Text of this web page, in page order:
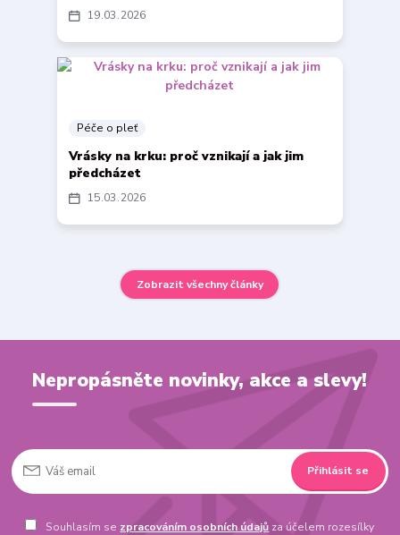
19 03 2026
15 03 2026
Péče o pleť
Vrásky na krku: proč vznikají a jak jim
předcházet
Zobrazit všechny články
Nepropásněte novinky, akce a slevy!
Přihlásit se
Souhlasím se zpracováním osobních údajů za účelem rozesílky